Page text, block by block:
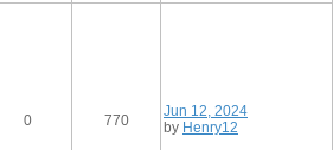
0 770
Jun 12, 2024
by Henry12